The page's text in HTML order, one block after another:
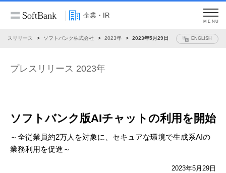
企業・IR
MENU
レスリリース ソフトバンク株式会社 2023年 2023年5月29日 ENGLISH
プレスリリース 2023年
ソフトバンク版AIチャットの利用を開始
～全従業員約2万人を対象に、セキュアな環境で生成系AIの
業務利用を促進～
2023年5月29日